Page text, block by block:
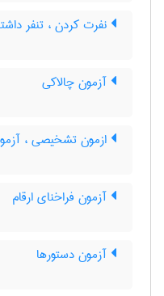
نفرت کردن ، تنفر
آزمون چالاکی
ازمون تشخیصی ،
آزمون فراخنای ارقام
آزمون دستورها